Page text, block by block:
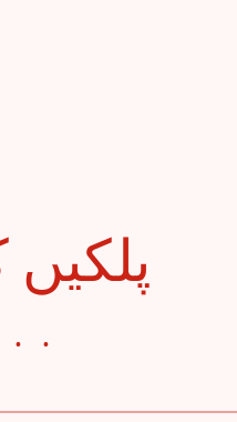
حُسن کا واسطہ ،